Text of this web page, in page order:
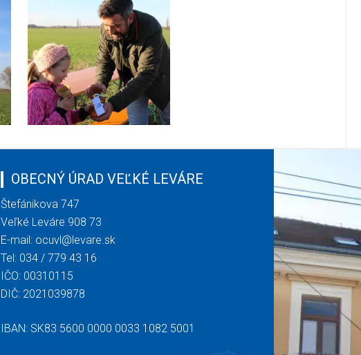
OBECNÝ ÚRAD VEĽKÉ LEVÁRE
Štefánikova 747
Veľké Leváre 908 73
E-mail: ocuvl@levare.sk
Tel: 034 / 779 43 16
IČO: 00310115
DIČ: 2021039878
IBAN: SK83 5600 0000 0033 1082 5001